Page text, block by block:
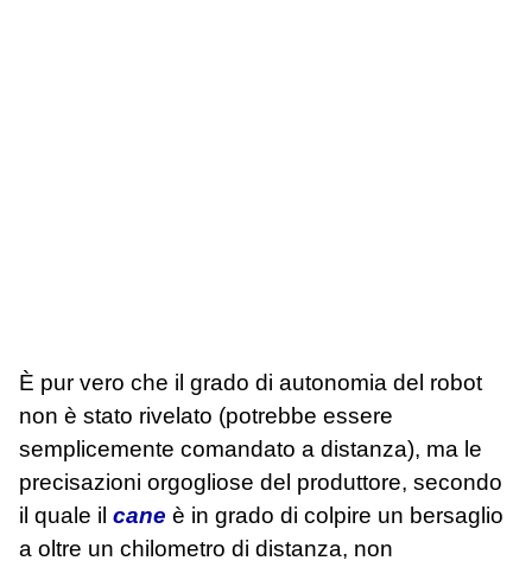
È pur vero che il grado di autonomia del robot
non è stato rivelato (potrebbe essere
semplicemente comandato a distanza), ma le
precisazioni orgogliose del produttore, secondo
il quale il cane è in grado di colpire un bersaglio
a oltre un chilometro di distanza, non